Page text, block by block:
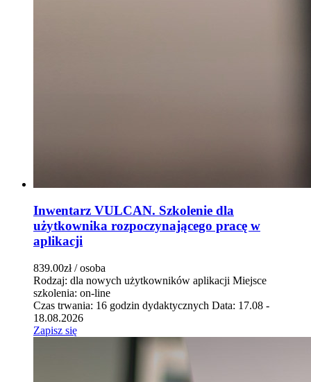
Inwentarz VULCAN. Szkolenie dla
użytkownika rozpoczynającego pracę w
aplikacji
839.00zł / osoba
Rodzaj: dla nowych użytkowników aplikacji Miejsce
szkolenia: on-line
Czas trwania: 16 godzin dydaktycznych Data: 17.08 -
18.08.2026
Zapisz się